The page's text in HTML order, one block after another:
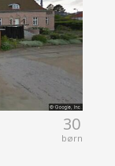
30
børn